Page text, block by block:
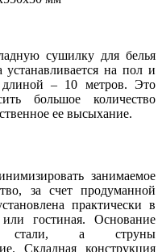
сушилку для белья
на пол и
– 10 метров. Это
большое количество
ее высыхание.
занимаемое
за счет продуманной
практически в
гостиная. Основание
стали, а струны
Складная конструкция